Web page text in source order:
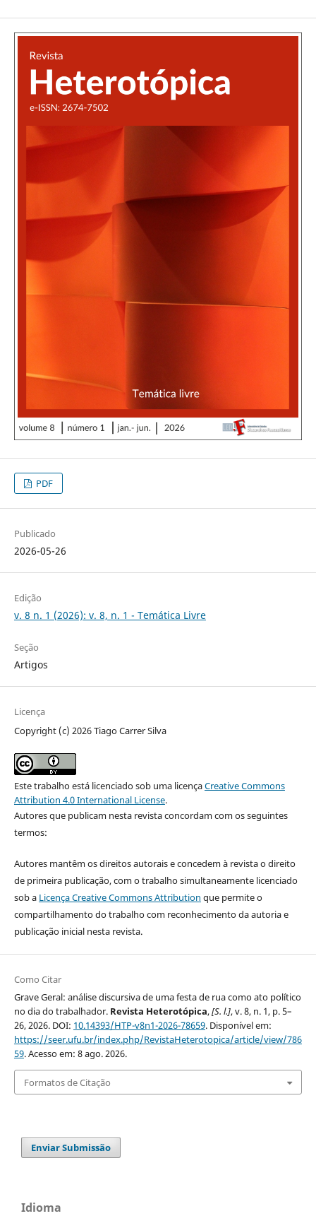
PDF
Publicado
2026-05-26
Edição
v. 8 n. 1 (2026): v. 8, n. 1 - Temática Livre
Seção
Artigos
Licença
Copyright (c) 2026 Tiago Carrer Silva
Este trabalho está licenciado sob uma licençaCreative Commons
Attribution 4.0 International License.
Autores que publicam nesta revista concordam com os seguintes
termos:
Autores mantêm os direitos autorais e concedem à revista o direito
de primeira publicação, com o trabalho simultaneamente licenciado
sob a Licença Creative Commons Attribution que permite o
compartilhamento do trabalho com reconhecimento da autoria e
publicação inicial nesta revista.
Como Citar
Grave Geral: análise discursiva de uma festa de rua como ato político
no dia do trabalhador. Revista Heterotópica,[S. l.], v. 8, n. 1, p. 5–
26, 2026. DOI: 10.14393/HTP-v8n1-2026-78659. Disponível em:
https://seer.ufu.br/index.php/RevistaHeterotopica/article/view/786
59. Acesso em: 8 ago. 2026.
Formatos de Citação
Enviar Submissão
Idioma